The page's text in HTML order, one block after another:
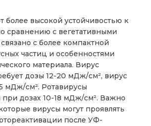
более высокой устойчивостью к
сравнению с вегетативными
с более компактной
частиц и особенностями
материала. Вирус
дозы 12-20 мДж/см², вирус
мДж/см². Ротавирусы
при дозах 10-18 мДж/см². Важно
вирусы могут проявлять
после УФ-